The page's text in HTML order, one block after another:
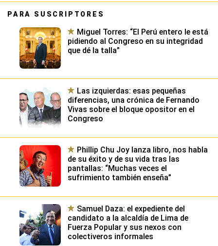
PARA SUSCRIPTORES
Miguel Torres: “El Perú entero le está
Las izquierdas: esas pequeñas
diferencias, una crónica de Fernando
Congreso
Phillip Chu Joy lanza libro, nos habla
de su éxito y de su vida tras las
sufrimiento también enseña”
Samuel Daza: el expediente del
candidato a la alcaldía de Lima de